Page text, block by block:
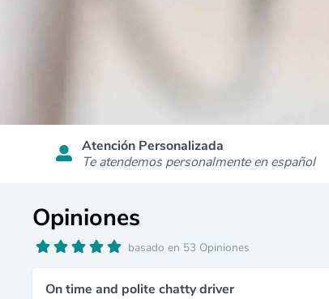
Atención Personalizada
Te atendemos personalmente en español
Opiniones
basado en 53 Opiniones
On time and polite chatty driver